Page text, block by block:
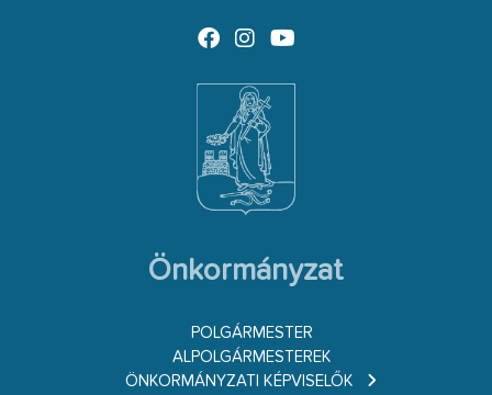
Önkormányzat
POLGÁRMESTER
ALPOLGÁRMESTEREK
ÖNKORMÁNYZATI KÉPVISELŐK